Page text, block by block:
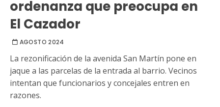
ordenanza que preocupa en
El Cazador
AGOSTO 2024
La rezonificación de la avenida San Martín pone en
jaque a las parcelas de la entrada al barrio. Vecinos
intentan que funcionarios y concejales entren en
razones.